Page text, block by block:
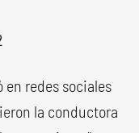
en redes sociales
la conductora